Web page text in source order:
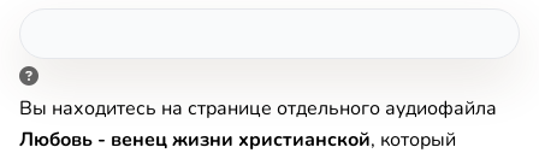
Вы находитесь на странице отдельного аудиофайла
Любовь - венец жизни христианской, который